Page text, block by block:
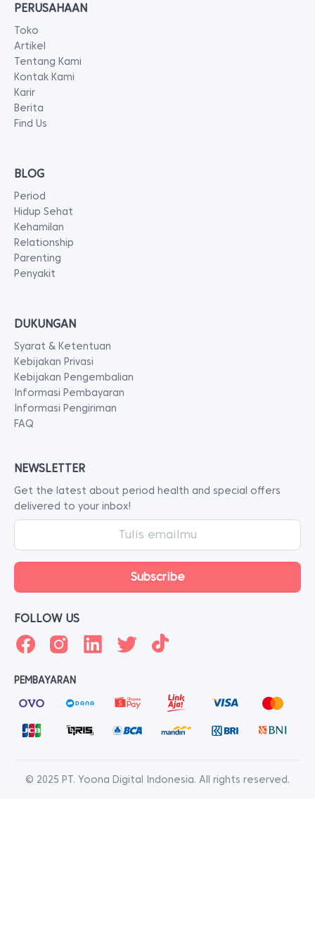
PERUSAHAAN
Toko
Artikel
Tentang Kami
Kontak Kami
Karir
Berita
Find Us
BLOG
Period
Hidup Sehat
Kehamilan
Relationship
Parenting
Penyakit
DUKUNGAN
Syarat & Ketentuan
Kebijakan Privasi
Kebijakan Pengembalian
Informasi Pembayaran
Informasi Pengiriman
FAQ
NEWSLETTER
Get the latest about period health and special offers
delivered to your inbox!
FOLLOW US
PEMBAYARAN
© 2025 PT. Yoona Digital Indonesia. All rights reserved.